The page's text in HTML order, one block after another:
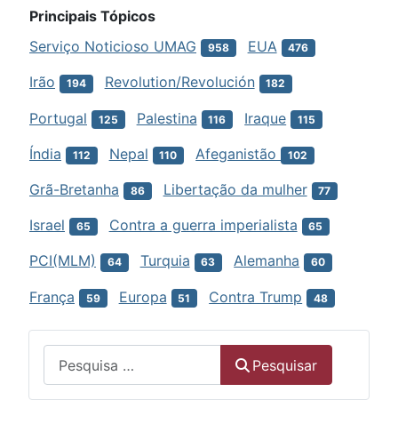
Principais Tópicos
Serviço Noticioso UMAG
958 EUA 476
Irão 194 Revolution/Revolución 182
Portugal 125 Palestina 116 Iraque 115
Índia 112 Nepal 110 Afeganistão 102
Grã-Bretanha 86 Libertação da mulher 77
Israel 65 Contra a guerra imperialista 65
PCI(MLM) 64 Turquia 63 Alemanha 60
França 59 Europa 51 Contra Trump 48
Pesquisar